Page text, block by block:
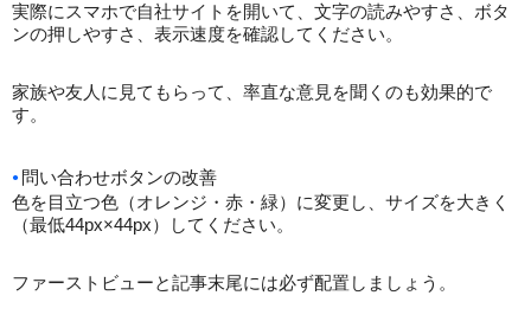
実際にスマホで自社サイトを開いて、文字の読みやすさ、ボタ
ンの押しやすさ、表示速度を確認してください。
家族や友人に見てもらって、率直な意見を聞くのも効果的で
す。
問い合わせボタンの改善
色を目立つ色（オレンジ・赤・緑）に変更し、サイズを大きく
（最低44px×44px）してください。
ファーストビューと記事末尾には必ず配置しましょう。